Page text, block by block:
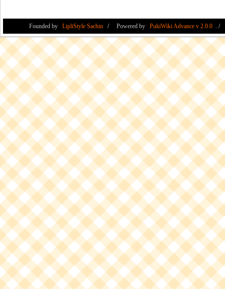
Founded by LipliStyle Sachin Powered by PukiWiki Advance v 2.0.0 .